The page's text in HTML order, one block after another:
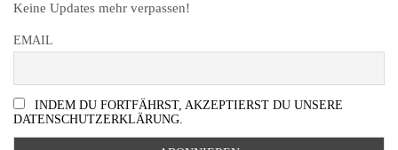
Keine Updates mehr verpassen!
EMAIL
INDEM DU FORTFÄHRST, AKZEPTIERST DU UNSERE
DATENSCHUTZERKLÄRUNG.